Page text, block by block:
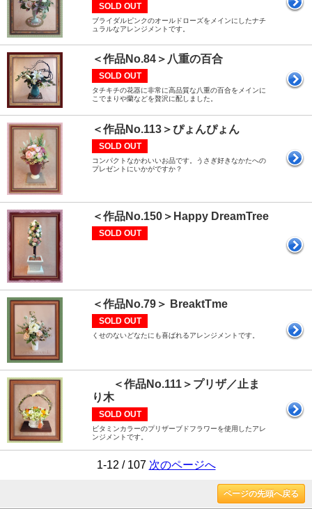
SOLD OUT
ブライダルピンクのオールドローズをメインにしたナチ
ュラルなアレンジメントです。
＜作品No.84＞八重の百合
SOLD OUT
タチキチの花器に非常に高品質な八重の百合をメインに
こでまりや蘭などを贅沢に配しました。
＜作品No.113＞ぴょんぴょん
SOLD OUT
コンパクトなかわいいお品です。うさぎ好きなかたへの
プレゼントにいかがですか？
＜作品No.150＞Happy DreamTree
SOLD OUT
＜作品No.79＞ BreaktTme
SOLD OUT
くせのないどなたにも喜ばれるアレンジメントです。
＜作品No.111＞プリザ／止ま
り木
SOLD OUT
ビタミンカラーのプリザーブドフラワーを使用したアレ
ンジメントです。
1-12 / 107 次のページへ
ページの先頭へ戻る